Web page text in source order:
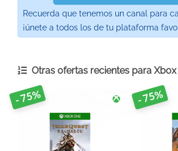
Recuerda que tenemos un canal para
¡únete a todos los de tu plataforma
Otras ofertas recientes para Xbox
- 75% - 75%